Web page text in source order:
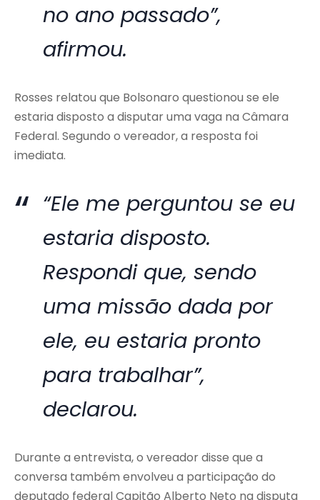
no ano passado”,
afirmou.
Rosses relatou que Bolsonaro questionou se ele
estaria disposto a disputar uma vaga na Câmara
Federal. Segundo o vereador, a resposta foi
imediata.
“Ele me perguntou se eu
estaria disposto.
Respondi que, sendo
uma missão dada por
ele, eu estaria pronto
para trabalhar”,
declarou.
Durante a entrevista, o vereador disse que a
conversa também envolveu a participação do
deputado federal Capitão Alberto Neto na disputa